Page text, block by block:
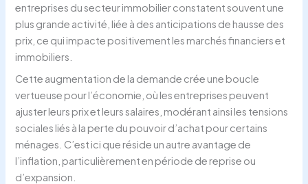
entreprises du secteur immobilier constatent souvent une
plus grande activité, liée à des anticipations de hausse des
prix, ce qui impacte positivement les marchés financiers et
immobiliers.
Cette augmentation de la demande crée une boucle
vertueuse pour l’économie, où les entreprises peuvent
ajuster leurs prix et leurs salaires, modérant ainsi les tensions
sociales liés à la perte du pouvoir d’achat pour certains
ménages. C’est ici que réside un autre avantage de
l’inflation, particulièrement en période de reprise ou
d’expansion.